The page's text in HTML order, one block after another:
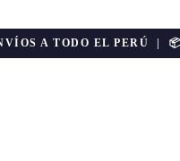
A TODO EL PERÚ | 📦